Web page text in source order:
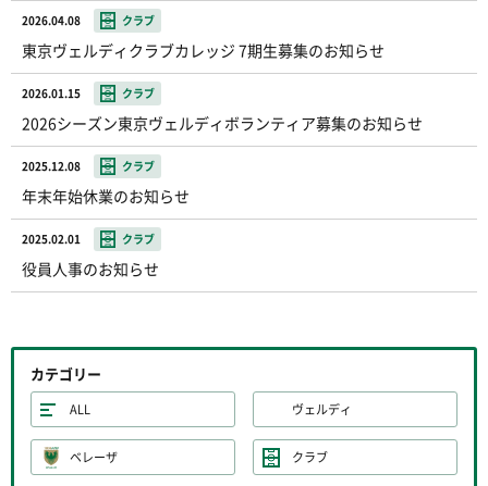
2026.04.08 クラブ
東京ヴェルディクラブカレッジ 7期生募集のお知らせ
2026.01.15 クラブ
2026シーズン東京ヴェルディボランティア募集のお知らせ
2025.12.08 クラブ
年末年始休業のお知らせ
2025.02.01 クラブ
役員人事のお知らせ
カテゴリー
ALL ヴェルディ
ベレーザ クラブ